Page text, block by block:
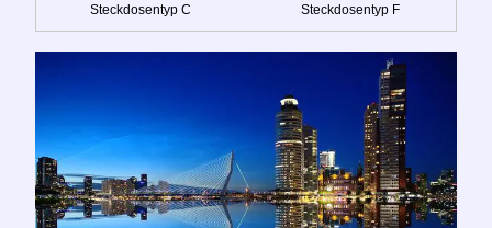
Steckdosentyp C Steckdosentyp F